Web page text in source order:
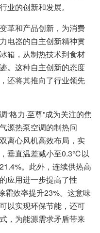
业的创新和发展。
革和产品创新，为消费
电器的自主创新精神贯
箱，从制热技术到食材
。这种自主创新的态度
还将其推向了行业领先
格力·至尊”成为关注的焦
源热泵空调的制热问
离心风机高效布局，实
垂直温差减小至0.3℃以
。此外，连续供热高
应用进一步提高了性
效率提升23%。这意味
以实现环保节能，还可
，为能源需求矛盾带来